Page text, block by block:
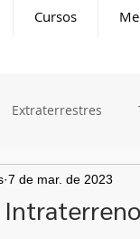
Cursos
Extraterrestres
7 de mar. de 2023